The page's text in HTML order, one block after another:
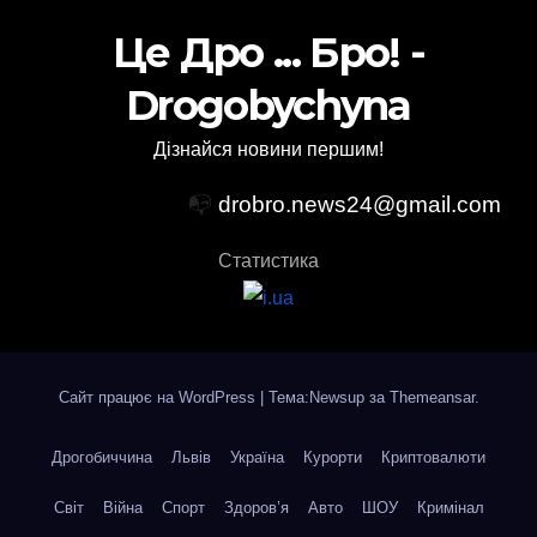
Це Дро ... Бро! -
Drogobychyna
Дізнайся новини першим!
📭 drobro.news24@gmail.com
Статистика
Сайт працює на WordPress Тема:Newsup за Themeansar.
Дрогобиччина Львів Україна Курорти Криптовалюти
Світ Війна Спорт Здоров’я Авто ШОУ Кримінал